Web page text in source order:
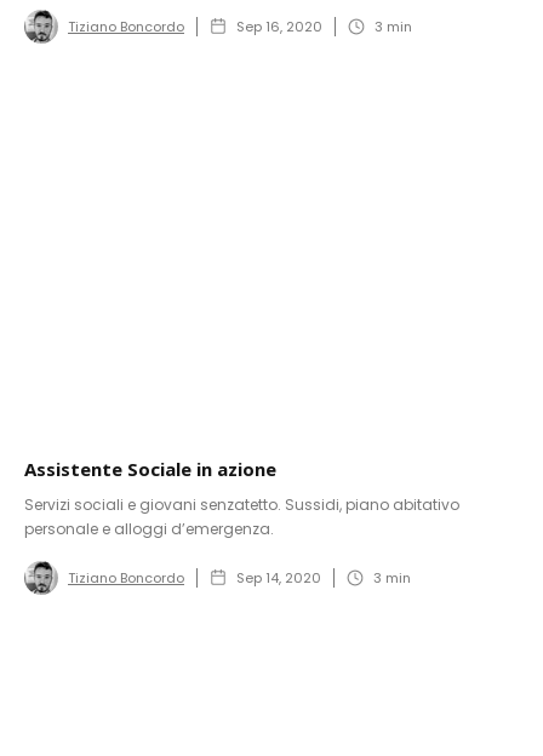
Tiziano Boncordo Sep 16, 2020 3 min
Assistente Sociale in azione
Servizi sociali e giovani senzatetto. Sussidi, piano abitativo
personale e alloggi d’emergenza.
Tiziano Boncordo Sep 14, 2020 3 min